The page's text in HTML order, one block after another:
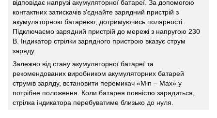
відповідає напрузі акумуляторної батареї. За допомогою
контактних затискачів з'єднайте зарядний пристрій з
акумуляторною батареєю, дотримуючись полярності.
Підключаємо зарядний пристрій до мережі з напругою 230
В. Індикатор стрілки зарядного пристрою вказує струм
заряду.
Залежно від стану акумуляторної батареї та
рекомендованих виробником акумуляторних батарей
струмів заряду, встановити перемикач «Min – Max» у
потрібне положення. Коли батарея повністю зарядиться,
стрілка індикатора перебуватиме близько до нуля.